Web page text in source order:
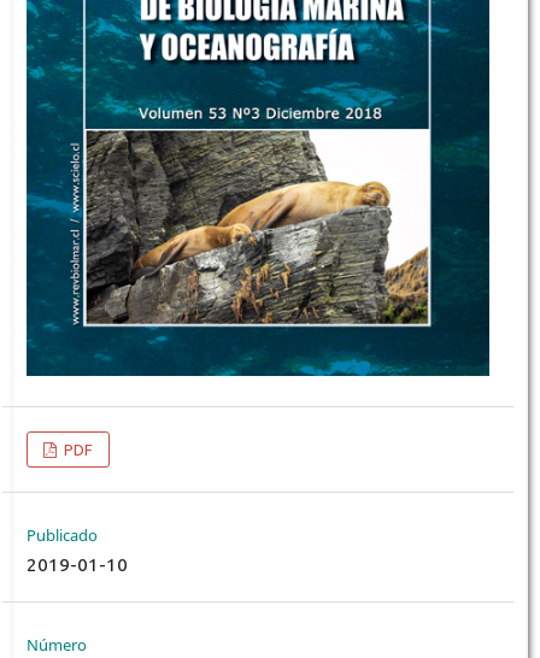
PDF
Publicado
2019-01-10
Número